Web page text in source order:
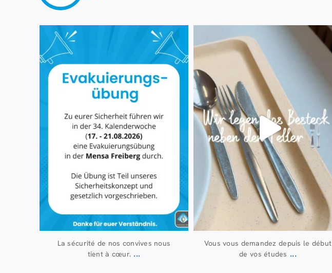
La sécurité de nos convives nous
tient à cœur. ...
224
Vous vous demandez depuis le début
de vos études ...